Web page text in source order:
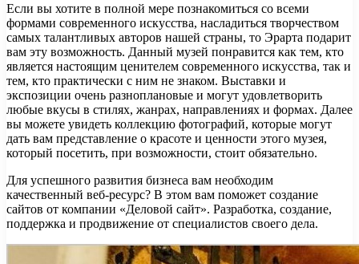
Если вы хотите в полной мере познакомиться со всеми
формами современного искусства, насладиться творчеством
самых талантливых авторов нашей страны, то Эрарта подарит
вам эту возможность. Данный музей понравится как тем, кто
является настоящим ценителем современного искусства, так и
тем, кто практически с ним не знаком. Выставки и
экспозиции очень разноплановые и могут удовлетворить
любые вкусы в стилях, жанрах, направлениях и формах. Далее
вы можете увидеть коллекцию фотографий, которые могут
дать вам представление о красоте и ценности этого музея,
который посетить, при возможности, стоит обязательно.
Для успешного развития бизнеса вам необходим
качественный веб-ресурс? В этом вам поможет создание
сайтов от компании «Деловой сайт». Разработка, создание,
поддержка и продвижение от специалистов своего дела.